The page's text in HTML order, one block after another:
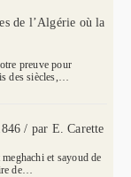
de l’Algérie où la
preuve pour
des siècles,…
/ par E. Carette
et sayoud de
de…